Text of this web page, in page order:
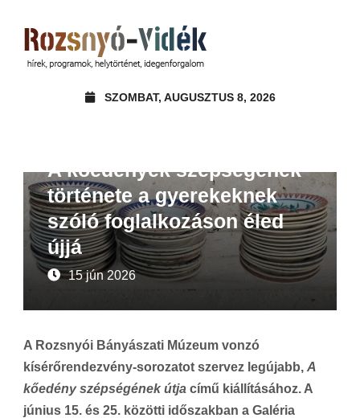
SZOMBAT, AUGUSZTUS 8, 2026
A kőedények szépségének
története a gyerekeknek
szóló foglalkozáson éled
újjá
15 jún 2026
A Rozsnyói Bányászati Múzeum vonzó
kísérőrendezvény-sorozatot szervez legújabb, A
kőedény szépségének útja című kiállításához. A
június 15. és 25. közötti időszakban a Galéria